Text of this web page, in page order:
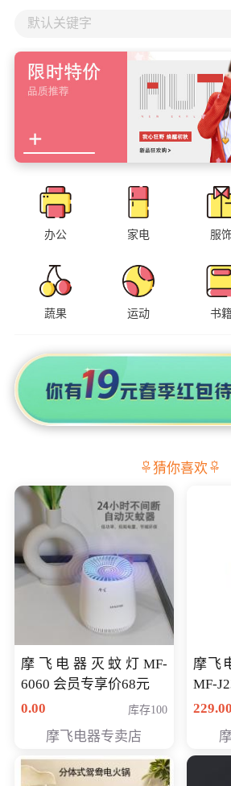
默认关键字
办公 家电 服
蔬果 运动 书
猜你喜欢
摩飞电器灭蚊灯MF-
6060 会员专享价68元
0.00
库存100
摩飞电器专卖店
摩飞
MF-
168元
229.00